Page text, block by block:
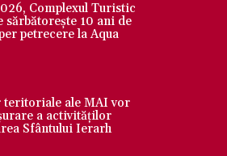
Complexul Turistic
sărbătorește 10 ani de
petrecere la Aqua
ale MAI vor
a activităților
Sfântului Ierarh